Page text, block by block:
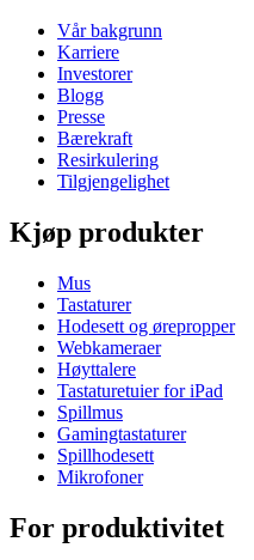
Vår bakgrunn
Karriere
Investorer
Blogg
Presse
Bærekraft
Resirkulering
Tilgjengelighet
Kjøp produkter
Mus
Tastaturer
Hodesett og ørepropper
Webkameraer
Høyttalere
Tastaturetuier for iPad
Spillmus
Gamingtastaturer
Spillhodesett
Mikrofoner
For produktivitet